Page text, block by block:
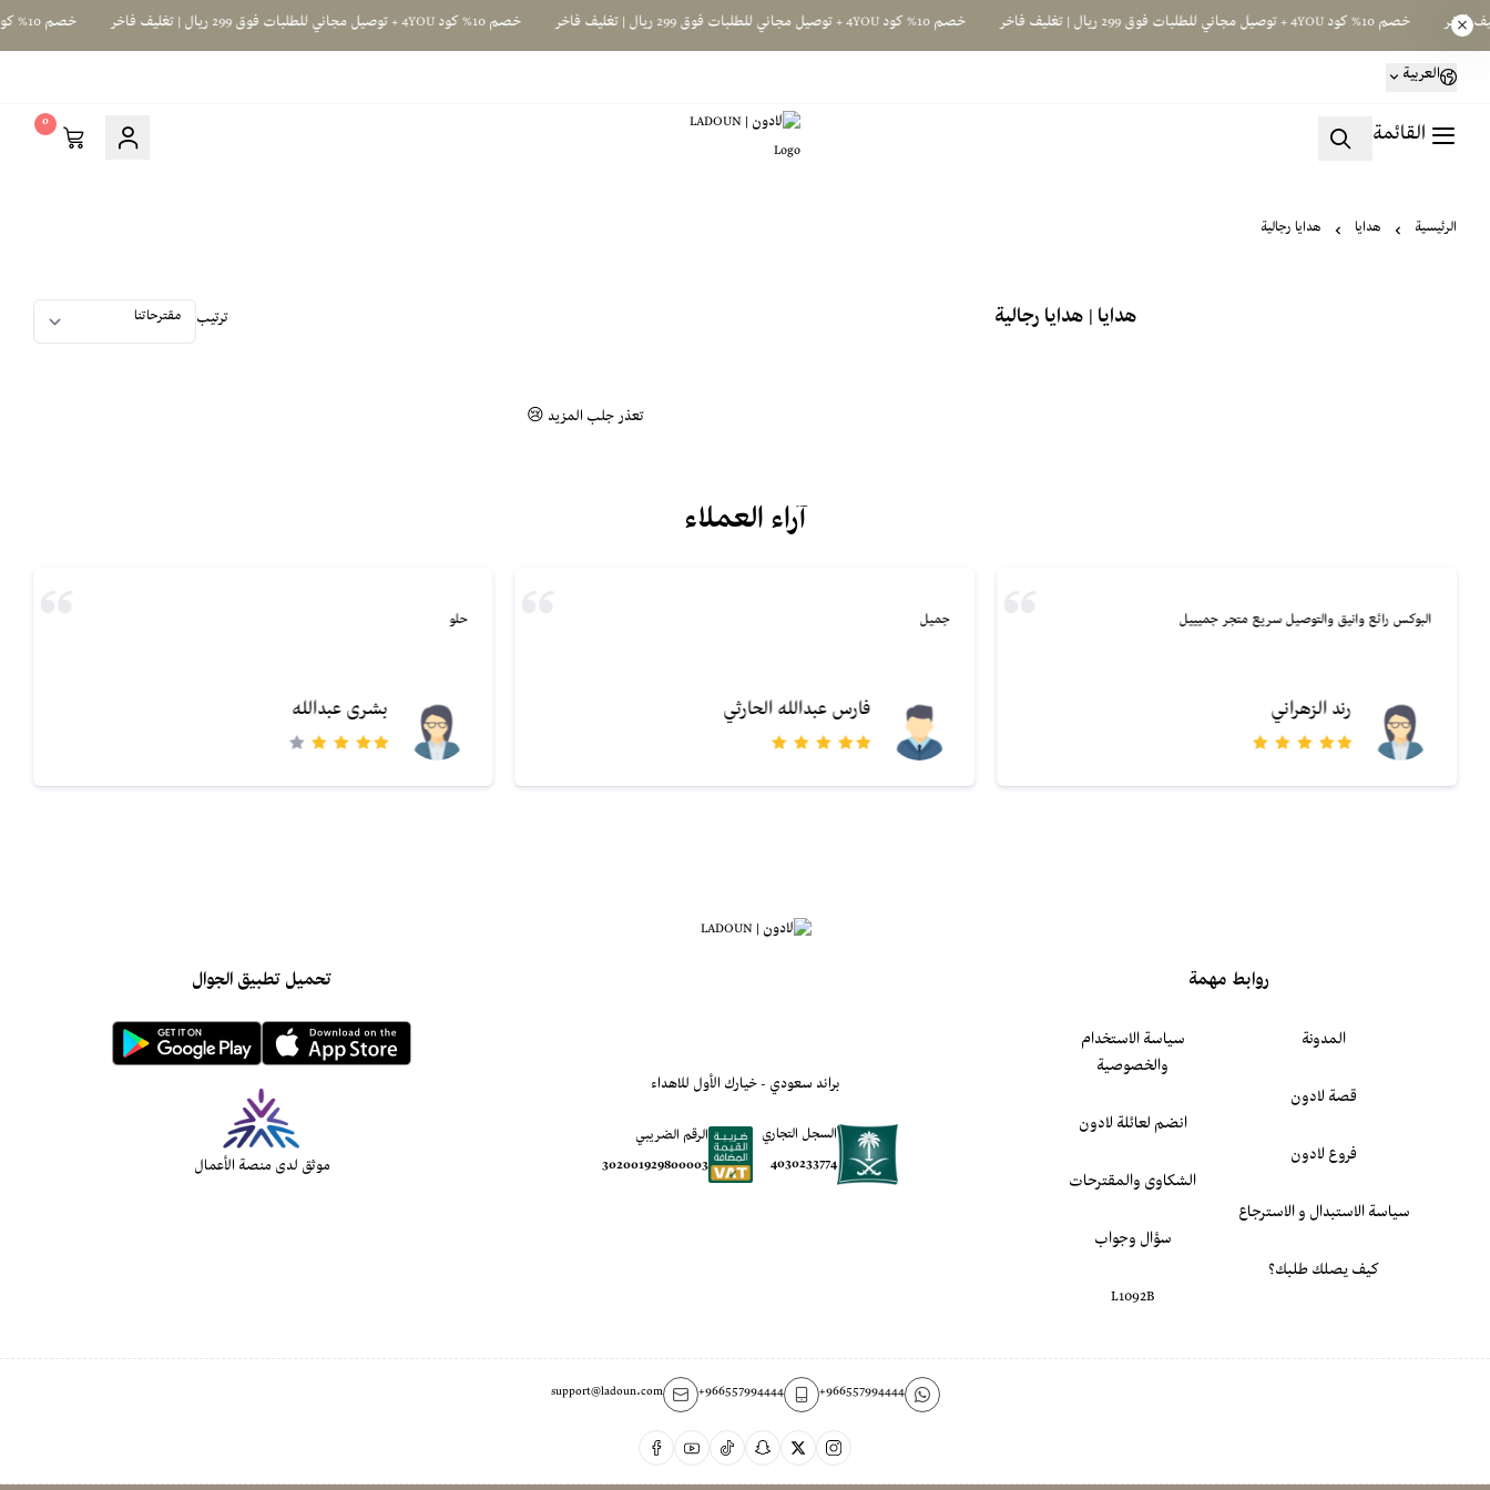
خصم 10% كود 4YOU + توصيل مجاني للطلبات فوق 299 ريال | تغليف فاخر خصم 10% كود 4YOU + توصيل مجاني للطلبات فوق 299 ريال | تغليف فاخر خصم 10% كود 4YOU + توصيل مجاني للطلبات فوق 299 ريال | تغليف فاخر خصم 10% كود 4YOU + توصيل مجاني للطلبات فوق 299 ريال | تغليف فاخر
العربية
القائمة لادون | LADOUN
0
الرئيسية هدايا هدايا رجالية
هدايا | هدايا رجالية ترتيب
تعذر جلب المزيد 😢
آراء العملاء
البوكس رائع وانيق والتوصيل سريع متجر جميييل
رند الزهراني
جميل
فارس عبدالله الحارثي
حلو
بشرى عبدالله
روابط مهمة
المدونة
قصة لادون
فروع لادون
سياسة الاستبدال و الاسترجاع
كيف يصلك طلبك؟
سياسة الاستخدام
والخصوصية
انضم لعائلة لادون
الشكاوى والمقترحات
سؤال وجواب
L1092B
براند سعودي - خيارك الأول للاهداء
السجل التجاري
4030233774
الرقم الضريبي
302001929800003
تحميل تطبيق الجوال
موثق لدى منصة الأعمال
+966557994444
+966557994444
support@ladoun.com